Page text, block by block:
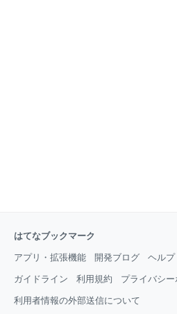
はてなブックマーク
アプリ・拡張機能 開発ブログ ヘルプ
ガイドライン 利用規約 プライバシ
利用者情報の外部送信について